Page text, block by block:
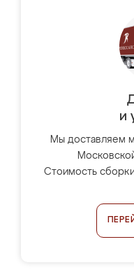
и
Мы доставляем
Стоимость